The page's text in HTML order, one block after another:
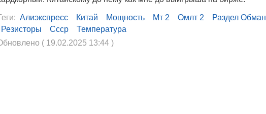
Алиэкспресс Китай Мощность Мт 2 Омлт 2 Раздел Обман
Резисторы
Ссср
Температура
( 19.02.2025 13:44 )